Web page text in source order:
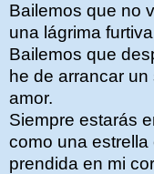
Bailemos que no
una lágrima
Bailemos que
he de arrancar
amor.
Siempre estarás
como una estrella
prendida en mi